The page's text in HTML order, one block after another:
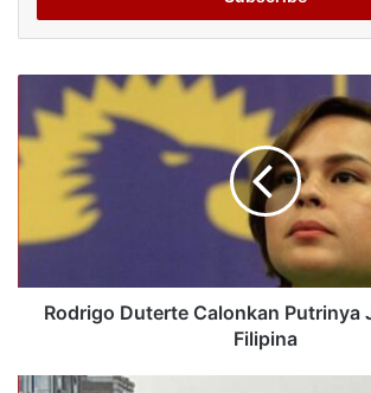
Rodrigo Duterte Calonkan Putrinya
Filipina